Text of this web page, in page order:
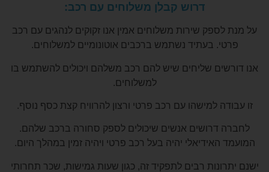
דרוש קבלן משלוחים עם רכב:
על מנת לספק שירות משלוחים אמין אנו זקוקים לנהגים עם רכב
פרטי. בעתיד נשתמש ברכבים אוטונומיים למשלוחים.
אנו דורשים שליחים שיש להם רכב משלהם ויכולים להשתמש בו
למשלוחים.
זו עבודה למישהו עם רכב פרטי ורצון להרוויח קצת כסף נוסף.
לחברה דרושים אנשים שיכולים לספק סחורה ברכב שלהם.
המועמד האידיאלי יהיה בעל רכב פרטי ויהיה זמין במהלך היום.
ישנם יתרונות רבים לתפקיד זה, כגון שעות גמישות, שכר תחרותי